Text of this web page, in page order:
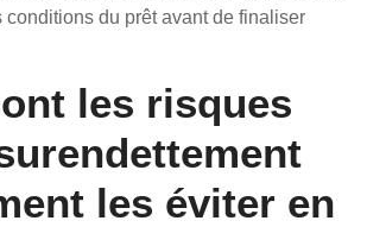
conditions du prêt avant de finaliser
les risques
les éviter en